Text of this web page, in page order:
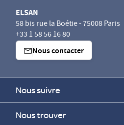
ELSAN
58 bis rue la Boétie - 75008 Paris
+33 1 58 56 16 80
Nous contacter
Nous suivre
Nous trouver